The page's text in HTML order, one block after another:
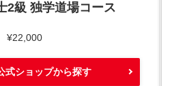
2級 独学道場コース
¥22,000
式ショップから探す